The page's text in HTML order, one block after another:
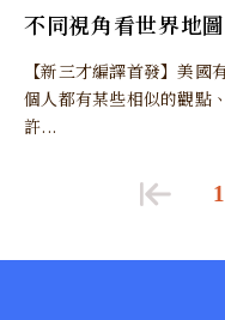
不同視角看世界地圖
【新三才編譯首發】美
個人都有某些相似的觀點
許...
1